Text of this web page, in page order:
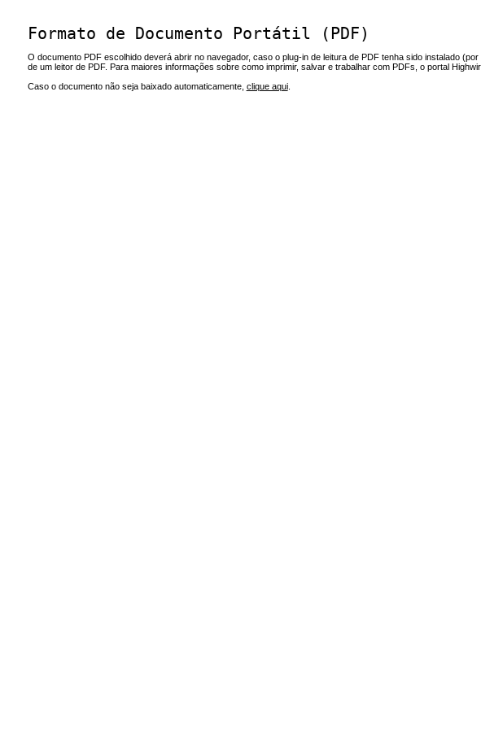
Formato de Documento Portátil (PDF)
O documento PDF escolhido deverá abrir no navegador, caso o plug-in de leitura de PDF tenha sido instalado
de um leitor de PDF. Para maiores informações sobre como imprimir, salvar e trabalhar com PDFs, o portal
Caso o documento não seja baixado automaticamente, clique aqui.